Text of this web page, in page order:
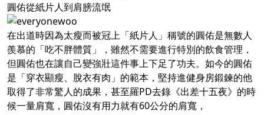
圓佑從紙片人到肩膀流氓
在出道時因為太瘦而被冠上「紙片人」稱號的圓佑是無數人
羨慕的「吃不胖體質」，雖然不需要進行特別的飲食管理，
但圓佑也在讓自己變強壯這件事上下足了功夫。如今的圓佑
是「穿衣顯瘦、脫衣有肉」的範本，堅持進健身房鍛鍊的他
取得了非常驚人的成果，甚至羅PD去錄《出差十五夜》的時
候一量肩寬，圓佑沒有用力就有60公分的肩寬，